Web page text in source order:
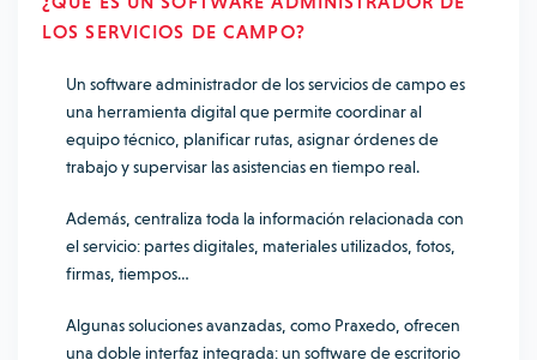
LOS SERVICIOS DE CAMPO?
Un software administrador de los servicios de campoes
una herramienta digital que permite coordinar al
equipo técnico, planificar rutas, asignar órdenes de
trabajo y supervisar las asistencias en tiempo real.
Además, centraliza toda la información relacionada con
el servicio: partes digitales, materiales utilizados, fotos,
firmas, tiempos…
Algunas soluciones avanzadas, como Praxedo, ofrecen
una doble interfaz integrada: un software de escritorio